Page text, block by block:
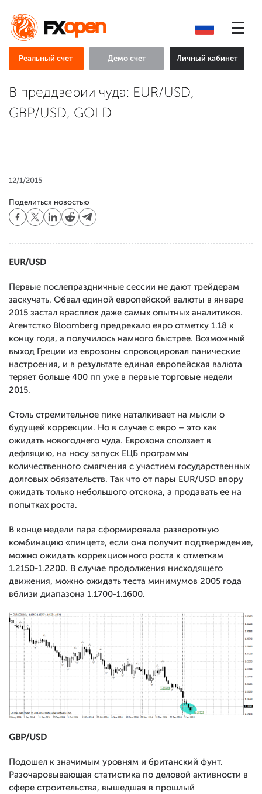
Реальный счет Демо счет Личный кабинет
В преддверии чуда: EUR/USD,
GBP/USD, GOLD
12/1/2015
Поделиться новостью
EUR/USD
Первые послепраздничные сессии не дают трейдерам
заскучать. Обвал единой европейской валюты в январе
2015 застал врасплох даже самых опытных аналитиков.
Агентство Bloomberg предрекало евро отметку 1.18 к
концу года, а получилось намного быстрее. Возможный
выход Греции из еврозоны спровоцировал панические
настроения, и в результате единая европейская валюта
теряет больше 400 пп уже в первые торговые недели
2015.
Столь стремительное пике наталкивает на мысли о
будущей коррекции. Но в случае с евро – это как
ожидать новогоднего чуда. Еврозона сползает в
дефляцию, на носу запуск ЕЦБ программы
количественного смягчения с участием государственных
долговых обязательств. Так что от пары EUR/USD впору
ожидать только небольшого отскока, а продавать ее на
попытках роста.
В конце недели пара сформировала разворотную
комбинацию «пинцет», если она получит подтверждение,
можно ожидать коррекционного роста к отметкам
1.2150-1.2200. В случае продолжения нисходящего
движения, можно ожидать теста минимумов 2005 года
вблизи диапазона 1.1700-1.1600.
GBP/USD
Подошел к значимым уровням и британский фунт.
Разочаровывающая статистика по деловой активности в
сфере строительства, вышедшая в прошлый